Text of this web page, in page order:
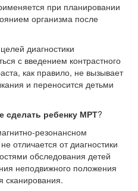
при планировании
организма после
диагностики
с введением контрастного
как правило, не вызывает
и переносится детьми
сделать ребенку МРТ?
резонансном
отличается от диагностики
обследования детей
неподвижного положения
сканирования.